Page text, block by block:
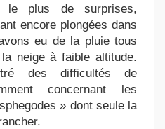
plus de surprises,
encore plongées dans
eu de la pluie tous
neige à faible altitude.
des difficultés de
concernant les
» dont seule la